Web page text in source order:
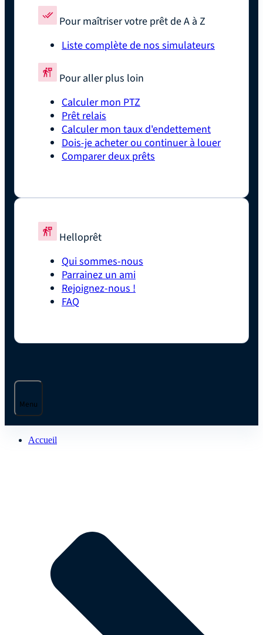
Pour maîtriser votre prêt de A à Z
Liste complète de nos simulateurs
Pour aller plus loin
Calculer mon PTZ
Prêt relais
Calculer mon taux d'endettement
Dois-je acheter ou continuer à louer
Comparer deux prêts
Helloprêt
Qui sommes-nous
Parrainez un ami
Rejoignez-nous !
FAQ
Menu
Accueil